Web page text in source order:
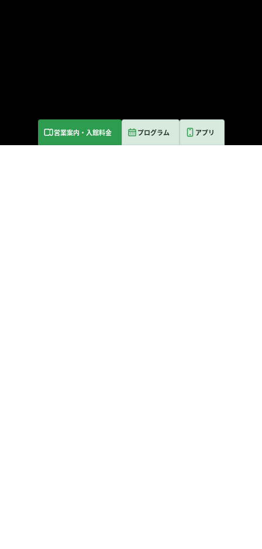
営業案内・入館料金 プログラム アプリ